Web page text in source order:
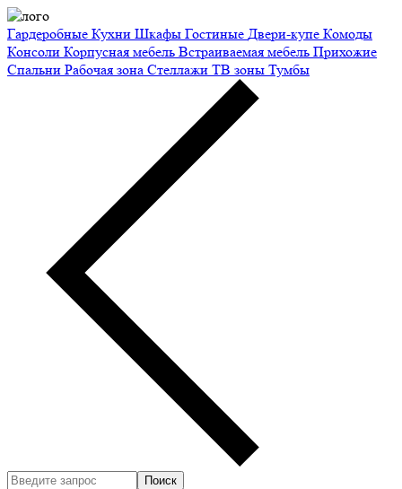
Гардеробные Кухни Шкафы Гостиные Двери-купе Комоды
Консоли Корпусная мебель Встраиваемая мебель Прихожие
Спальни Рабочая зона Стеллажи ТВ зоны Тумбы